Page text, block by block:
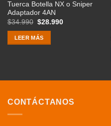
Tuerca Botella NX o Sniper
Adaptador 4AN
$34.990 El
original
era:
$28.990El
LEER MÁS
CONTÁCTANOS